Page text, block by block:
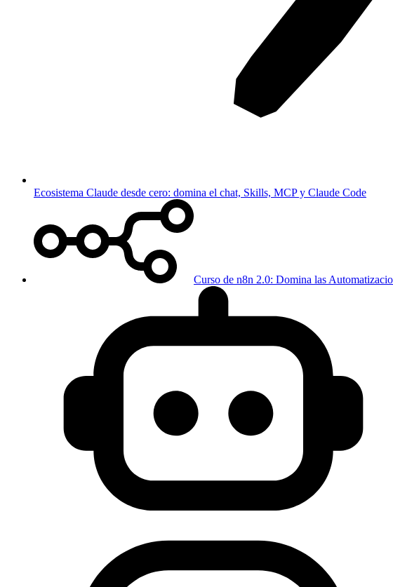
Ecosistema Claude desde cero: domina el chat, Skills, MCP y Claude Code
Curso de n8n 2.0: Domina las